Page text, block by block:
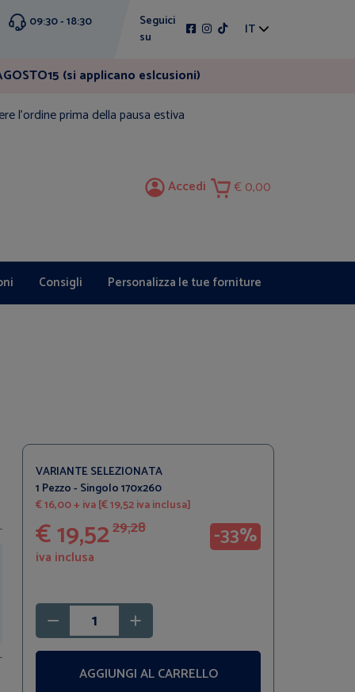
09:30 - 18:30
Seguici
su
IT
(si applicano eslcusioni)
l'ordine prima della pausa estiva
Accedi 0,00
Consigli Personalizza le tue forniture
VARIANTE SELEZIONATA
1 Pezzo - Singolo 170x260
€ 16,00 + iva [€ 19,52 iva inclusa]
€ 19,5229,28
iva inclusa
-33%
AGGIUNGI AL CARRELLO